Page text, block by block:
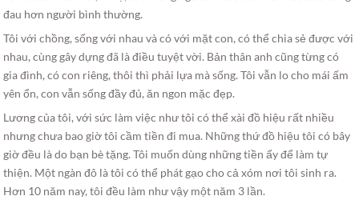
đau hơn người bình thường.
Tôi với chồng, sống với nhau và có với mặt con, có thể chia sẻ được với
nhau, cùng gây dựng đã là điều tuyệt vời. Bản thân anh cũng từng có
gia đình, có con riêng, thôi thì phải lựa mà sống. Tôi vẫn lo cho mái ấm
yên ổn, con vẫn sống đầy đủ, ăn ngon mặc đẹp.
Lương của tôi, với sức làm việc như tôi có thể xài đồ hiệu rất nhiều
nhưng chưa bao giờ tôi cầm tiền đi mua. Những thứ đồ hiệu tôi có bây
giờ đều là do bạn bè tặng. Tôi muốn dùng những tiền ấy để làm tự
thiện. Một ngàn đô là tôi có thể phát gạo cho cả xóm nơi tôi sinh ra.
Hơn 10 năm nay, tôi đều làm như vậy một năm 3 lần.